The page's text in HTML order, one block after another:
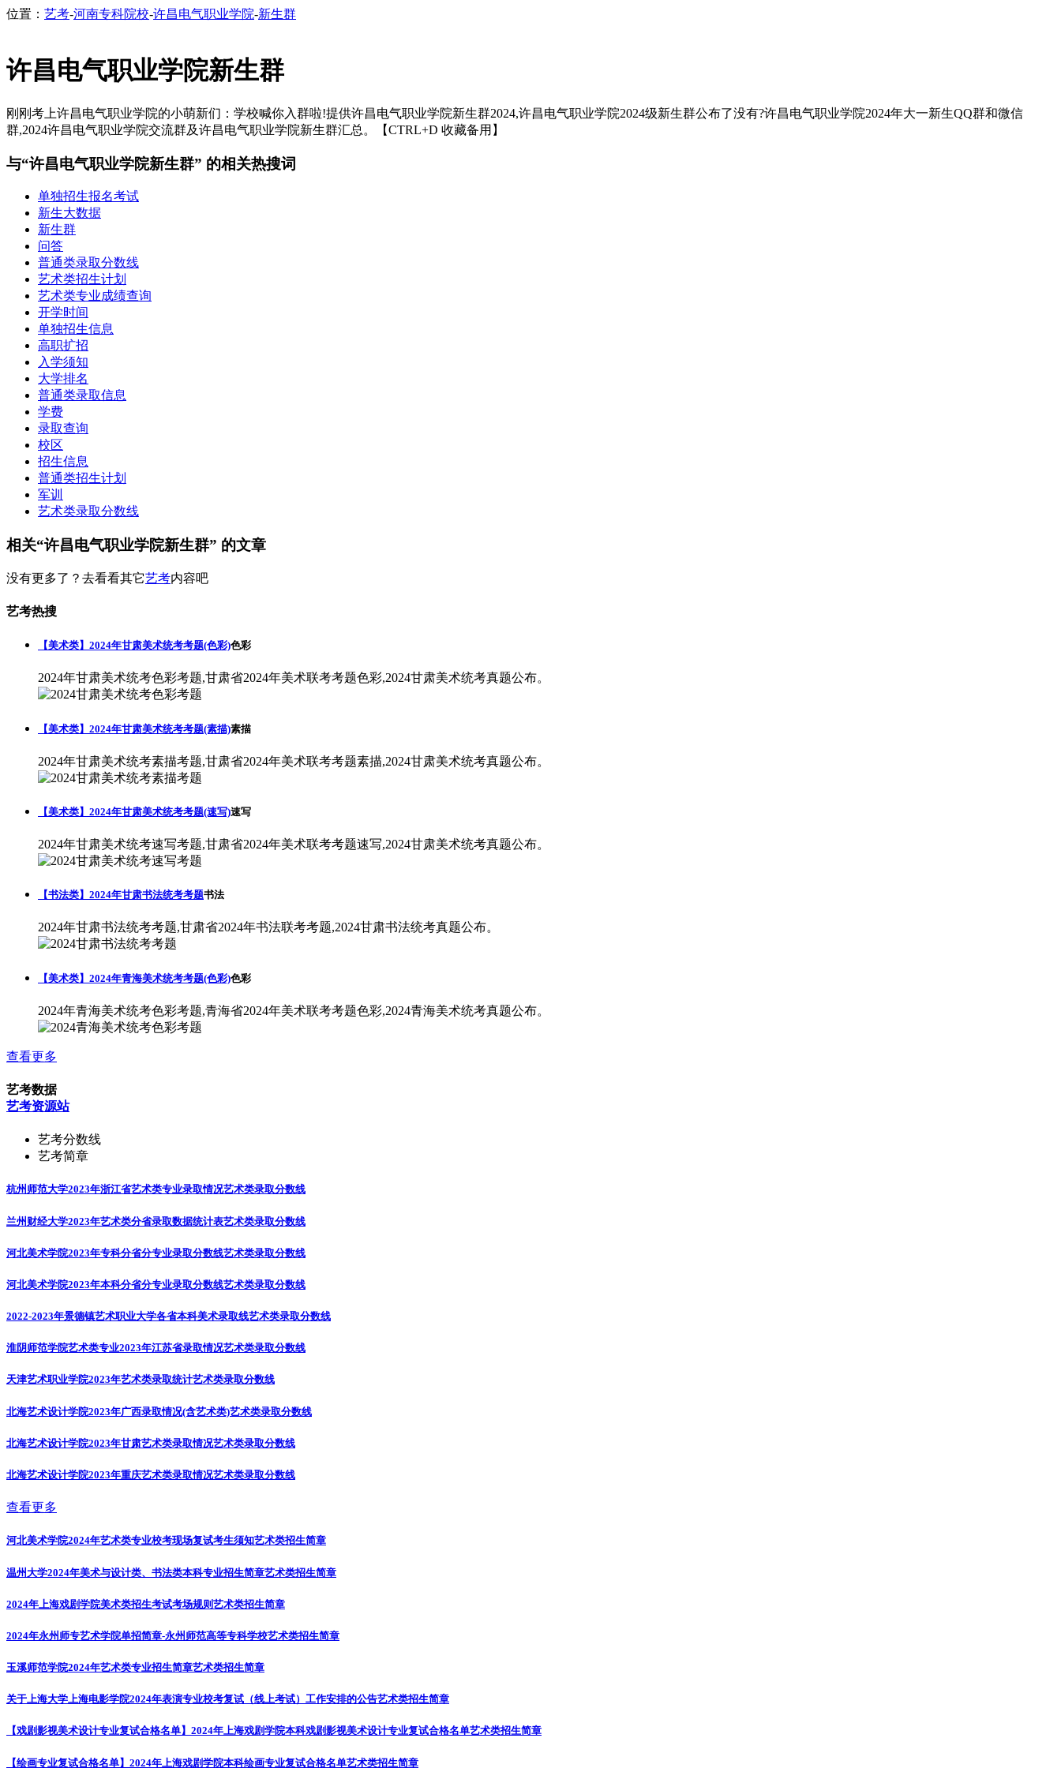
位置： 艺考-河南专科院校-许昌电气职业学院-新生群
许昌电气职业学院新生群
刚刚考上许昌电气职业学院的小萌新们：学校喊你入群啦!提供许昌电气职业学院新生群2024,许昌电气职业学院2024级新生群公布了没有?许昌电气职业学院2024年大一新生QQ群和微信
群,2024许昌电气职业学院交流群及许昌电气职业学院新生群汇总。【CTRL+D 收藏备用】
与“许昌电气职业学院新生群” 的相关热搜词
单独招生报名考试
新生大数据
新生群
问答
普通类录取分数线
艺术类招生计划
艺术类专业成绩查询
开学时间
单独招生信息
高职扩招
入学须知
大学排名
普通类录取信息
学费
录取查询
校区
招生信息
普通类招生计划
军训
艺术类录取分数线
相关“许昌电气职业学院新生群” 的文章
没有更多了？去看看其它艺考内容吧
艺考热搜
【美术类】2024年甘肃美术统考考题(色彩)色彩
2024年甘肃美术统考色彩考题,甘肃省2024年美术联考考题色彩,2024甘肃美术统考真题公布。
【美术类】2024年甘肃美术统考考题(素描)素描
2024年甘肃美术统考素描考题,甘肃省2024年美术联考考题素描,2024甘肃美术统考真题公布。
【美术类】2024年甘肃美术统考考题(速写)速写
2024年甘肃美术统考速写考题,甘肃省2024年美术联考考题速写,2024甘肃美术统考真题公布。
【书法类】2024年甘肃书法统考考题书法
2024年甘肃书法统考考题,甘肃省2024年书法联考考题,2024甘肃书法统考真题公布。
【美术类】2024年青海美术统考考题(色彩)色彩
2024年青海美术统考色彩考题,青海省2024年美术联考考题色彩,2024青海美术统考真题公布。
查看更多
艺考数据
艺考资源站
艺考分数线
艺考简章
杭州师范大学2023年浙江省艺术类专业录取情况艺术类录取分数线
兰州财经大学2023年艺术类分省录取数据统计表艺术类录取分数线
河北美术学院2023年专科分省分专业录取分数线艺术类录取分数线
河北美术学院2023年本科分省分专业录取分数线艺术类录取分数线
2022-2023年景德镇艺术职业大学各省本科美术录取线艺术类录取分数线
淮阴师范学院艺术类专业2023年江苏省录取情况艺术类录取分数线
天津艺术职业学院2023年艺术类录取统计艺术类录取分数线
北海艺术设计学院2023年广西录取情况(含艺术类)艺术类录取分数线
北海艺术设计学院2023年甘肃艺术类录取情况艺术类录取分数线
北海艺术设计学院2023年重庆艺术类录取情况艺术类录取分数线
查看更多
河北美术学院2024年艺术类专业校考现场复试考生须知艺术类招生简章
温州大学2024年美术与设计类、书法类本科专业招生简章艺术类招生简章
2024年上海戏剧学院美术类招生考试考场规则艺术类招生简章
2024年永州师专艺术学院单招简章-永州师范高等专科学校艺术类招生简章
玉溪师范学院2024年艺术类专业招生简章艺术类招生简章
关于上海大学上海电影学院2024年表演专业校考复试（线上考试）工作安排的公告艺术类招生简章
【戏剧影视美术设计专业复试合格名单】2024年上海戏剧学院本科戏剧影视美术设计专业复试合格名单艺术类招生简章
【绘画专业复试合格名单】2024年上海戏剧学院本科绘画专业复试合格名单艺术类招生简章